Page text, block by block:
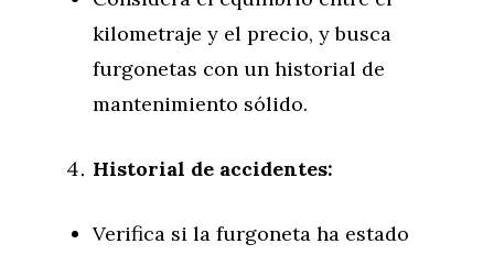
kilometraje y el precio, y busca
furgonetas con un historial de
mantenimiento sólido.
Historial de accidentes:
Verifica si la furgoneta ha estado